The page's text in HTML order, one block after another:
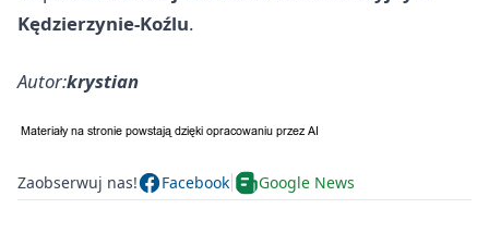
Kędzierzynie-Koźlu.
Autor:krystian
Zaobserwuj nas! Facebook Google News